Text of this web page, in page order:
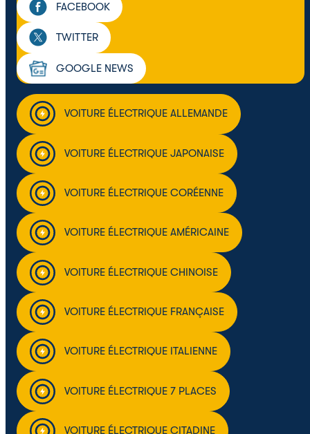
FACEBOOK
TWITTER
GOOGLE NEWS
VOITURE ÉLECTRIQUE ALLEMANDE
VOITURE ÉLECTRIQUE JAPONAISE
VOITURE ÉLECTRIQUE CORÉENNE
VOITURE ÉLECTRIQUE AMÉRICAINE
VOITURE ÉLECTRIQUE CHINOISE
VOITURE ÉLECTRIQUE FRANÇAISE
VOITURE ÉLECTRIQUE ITALIENNE
VOITURE ÉLECTRIQUE 7 PLACES
VOITURE ÉLECTRIQUE CITADINE